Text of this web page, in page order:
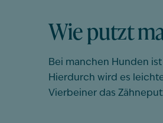
Wie putzt
Bei manchen Hunden
Hierdurch wird es
Vierbeiner das